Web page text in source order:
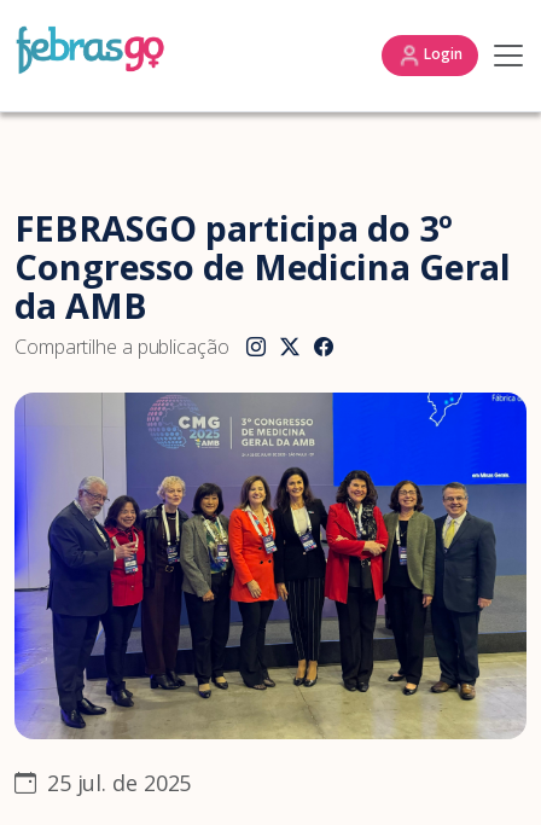
Login
FEBRASGO participa do 3º
Congresso de Medicina Geral
da AMB
Compartilhe a publicação
25 jul. de 2025